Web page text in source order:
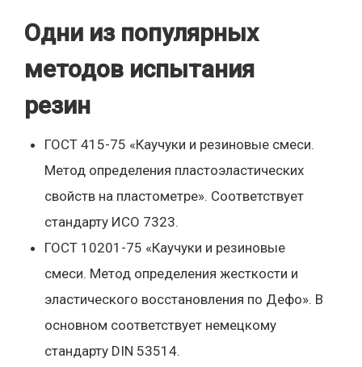
Одни из популярных
методов испытания
резин
ГОСТ 415-75 «Каучуки и резиновые смеси.
Метод определения пластоэластических
свойств на пластометре». Соответствует
стандарту ИСО 7323.
ГОСТ 10201-75 «Каучуки и резиновые
смеси. Метод определения жесткости и
эластического восстановления по Дефо». В
основном соответствует немецкому
стандарту DIN 53514.